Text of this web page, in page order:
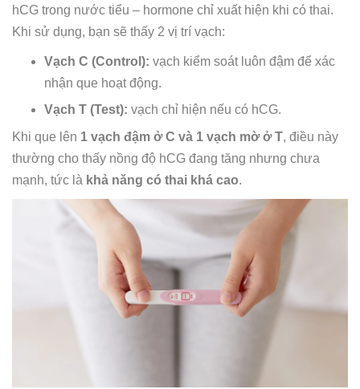
hCG trong nước tiểu – hormone chỉ xuất hiện khi có thai.
Khi sử dụng, bạn sẽ thấy 2 vị trí vạch:
Vạch C (Control): vạch kiểm soát luôn đậm để xác
nhận que hoạt động.
Vạch T (Test): vạch chỉ hiện nếu có hCG.
Khi que lên 1 vạch đậm ở C và 1 vạch mờ ở T, điều này
thường cho thấy nồng độ hCG đang tăng nhưng chưa
mạnh, tức là khả năng có thai khá cao.